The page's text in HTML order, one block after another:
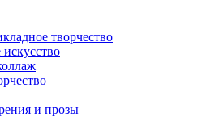
творчество
искусство
и прозы